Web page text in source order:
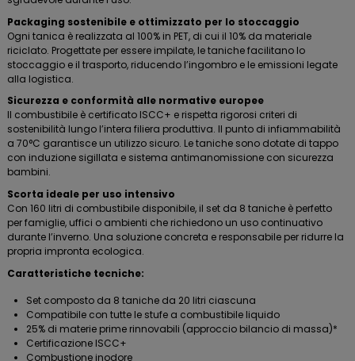
Packaging sostenibile e ottimizzato per lo stoccaggio
Ogni tanica è realizzata al 100% in PET, di cui il 10% da materiale
riciclato. Progettate per essere impilate, le taniche facilitano lo
stoccaggio e il trasporto, riducendo l’ingombro e le emissioni legate
alla logistica.
Sicurezza e conformità alle normative europee
Il combustibile è certificato ISCC+ e rispetta rigorosi criteri di
sostenibilità lungo l’intera filiera produttiva. Il punto di infiammabilità
a 70°C garantisce un utilizzo sicuro. Le taniche sono dotate di tappo
con induzione sigillata e sistema antimanomissione con sicurezza
bambini.
Scorta ideale per uso intensivo
Con 160 litri di combustibile disponibile, il set da 8 taniche è perfetto
per famiglie, uffici o ambienti che richiedono un uso continuativo
durante l’inverno. Una soluzione concreta e responsabile per ridurre la
propria impronta ecologica.
Caratteristiche tecniche:
Set composto da 8 taniche da 20 litri ciascuna
Compatibile con tutte le stufe a combustibile liquido
25% di materie prime rinnovabili (approccio bilancio di massa)*
Certificazione ISCC+
Combustione inodore